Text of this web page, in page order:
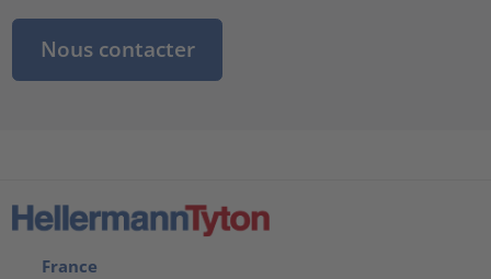
Nous contacter
France